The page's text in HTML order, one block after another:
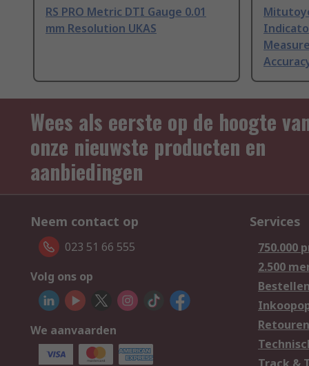
RS PRO Metric DTI Gauge 0.01
mm Resolution UKAS
Wees als eerste op de hoogte
onze nieuwste producten en
aanbiedingen
Neem contact op
023 51 66 555
Volg ons op
We aanvaarden
Services
750.000
2.500
Bestellen
Retouren